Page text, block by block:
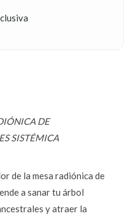
DE
SISTÉMICA
de la mesa radiónica de
a sanar tu árbol
y atraer la